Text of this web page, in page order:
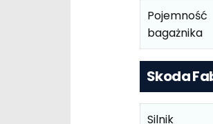
Pojemność
bagażnika
Skoda
Silnik